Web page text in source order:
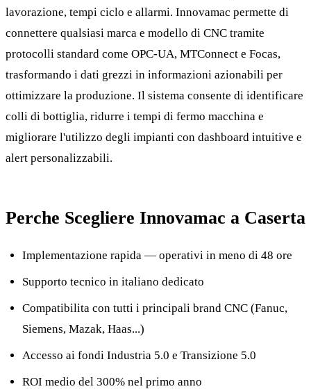
lavorazione, tempi ciclo e allarmi. Innovamac permette di
connettere qualsiasi marca e modello di CNC tramite
protocolli standard come OPC-UA, MTConnect e Focas,
trasformando i dati grezzi in informazioni azionabili per
ottimizzare la produzione. Il sistema consente di identificare
colli di bottiglia, ridurre i tempi di fermo macchina e
migliorare l'utilizzo degli impianti con dashboard intuitive e
alert personalizzabili.
Perche Scegliere Innovamac a Caserta
Implementazione rapida — operativi in meno di 48 ore
Supporto tecnico in italiano dedicato
Compatibilita con tutti i principali brand CNC (Fanuc,
Siemens, Mazak, Haas...)
Accesso ai fondi Industria 5.0 e Transizione 5.0
ROI medio del 300% nel primo anno